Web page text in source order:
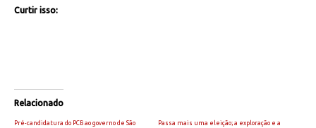
Curtir isso:
Relacionado
Pré-candidatura do PCB ao governo de São
Passa mais uma eleição; a exploração e a